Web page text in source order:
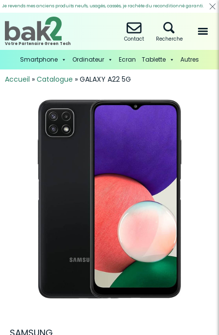
Je revends mes anciens produits neufs, usagés, cassés, je rachète du reconditionné garanti.
Votre Partenaire Green Tech
Contact Recherche
Smartphone Ordinateur Ecran Tablette Autres
Accueil » Catalogue » GALAXY A22 5G